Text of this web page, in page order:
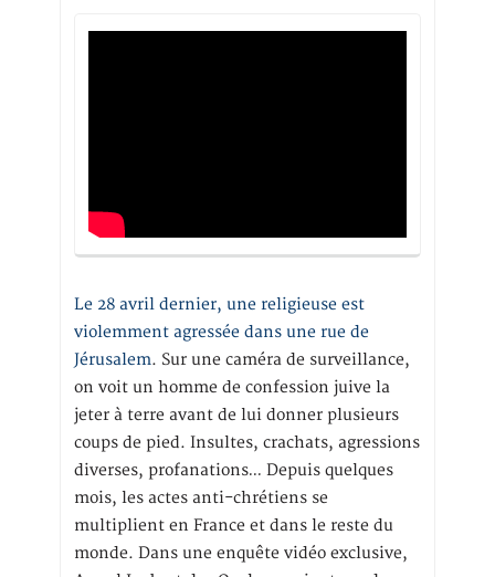
Le 28 avril dernier, une religieuse est
violemment agressée dans une rue de
Jérusalem. Sur une caméra de surveillance,
on voit un homme de confession juive la
jeter à terre avant de lui donner plusieurs
coups de pied. Insultes, crachats, agressions
diverses, profanations… Depuis quelques
mois, les actes anti-chrétiens se
multiplient en France et dans le reste du
monde. Dans une enquête vidéo exclusive,